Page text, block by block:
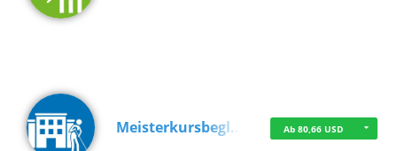
Meisterkursbegl… Ab 80,66 USD